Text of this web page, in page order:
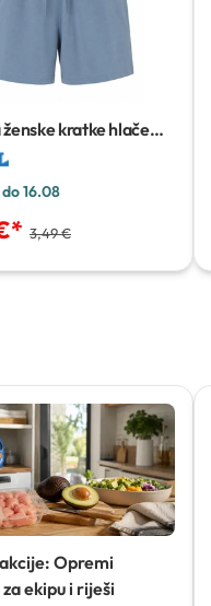
ženske kratke hlače
16.08
* 3,49 €
Opremi
ekipu i riješi